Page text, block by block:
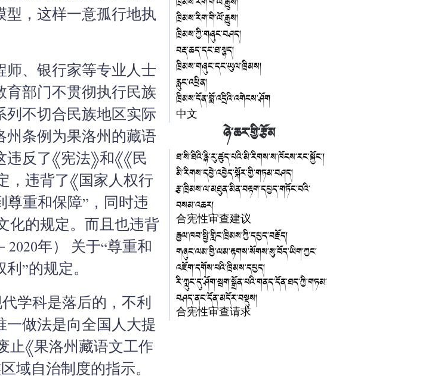
，这样一意孤行地执
、银行家等专业人士
部门不贯彻执行民族
不切合民族地区实际
条例为果洛州的藏语
了《宪法》和《《民
，违背了《国家人权行
尊重和保障”，同时违
化的规定。而且也违背
2020年） 关于“尊重和
”的规定。
学科是落后的，不利
做法是向全国人大提
止《果洛州藏语文工作
域自治制度的指示。
ཁྲིམས་རིག་གི་ལོ་རྒྱུས།
ཁྲིམས་ཀྱི་གཞུང་བཤད།
བརྡ་ཆད་དང་ཐ་སྙད།
ཁྲིམས་གཞུང་དང་ཡུལ་ཁྲིམས།
རླུང་འཕྲིན།
ཁྲིམས་དོན་བློ་འདྲིའི་འགེངས་ཤོག
中文
ཉེ་ཆར་གྱི་རྩོམ
ཐ་སི་ཐིའི་རྙི་རུ་ཚུད་པའི་མི་རིགས་ས་ཁོངས་རང་སྐྱོང་།
མི་རིགས་དབྱེ་འབྱེད་སྐོར་གྱི་གཏམ་བཤད།
རྩ་ཁྲིམས་ལ་མཐུན་མིན་བརྟག་དཔྱད་གཏོང་བའི་
བསམ་འཆར།
合宪性审查建议
རྒྱལ་ཁབ་སྤྱི་གླིང་ཁྲིམས་ཀྱི་དཔྱད་བརྗོད།
གཞུང་ལམ་གྱི་ལམ་རྟགས་སོགས་སུ་བོད་ཡིག་ཀྱང་
འཇོག་དགོས་པའི་ཁྲིམས་དཔྱད།
རི་ཀླུང་དུ་ཤོག་སྦག་སྒྲོན་པའི་གནད་དོན་ཐད་ཀྱི་གཏམ་
བཤད་ནང་དོན་མདོར་བསྡུས།
合宪性审查请求